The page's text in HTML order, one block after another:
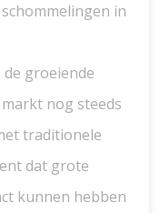
in
groeiende
nog steeds
traditionele
dat grote
kunnen hebben